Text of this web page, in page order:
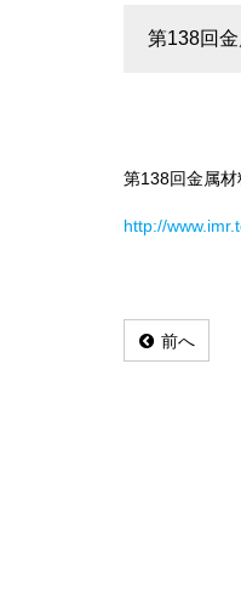
第138回
第138回金属
http://
前へ